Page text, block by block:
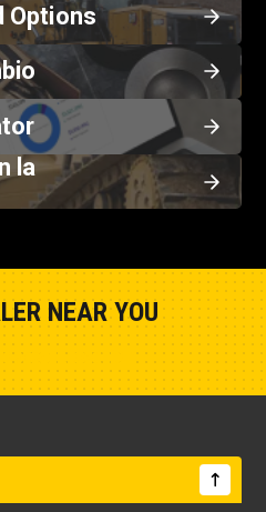
Options
la
NEAR YOU